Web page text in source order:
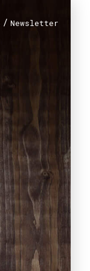
/ Newsletter